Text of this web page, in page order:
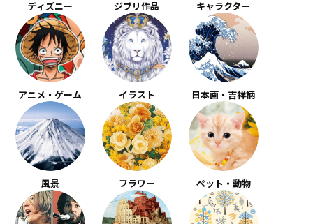
ディズニー ジブリ作品 キャラクター
アニメ・ゲーム イラスト 日本画・吉祥柄
風景 フラワー ペット・動物